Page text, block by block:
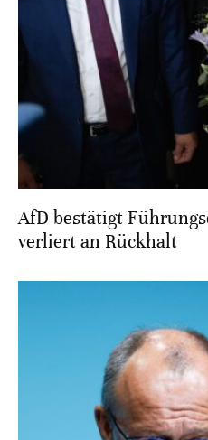
AfD bestätigt
verliert an Rückhalt